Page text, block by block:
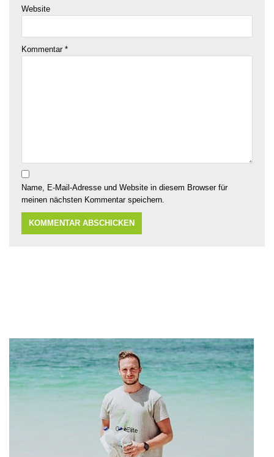
Website
Kommentar *
Name, E-Mail-Adresse und Website in diesem Browser für
meinen nächsten Kommentar speichern.